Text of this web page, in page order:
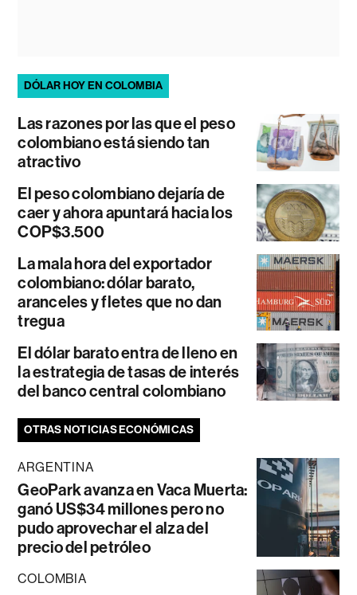
DÓLAR HOY EN COLOMBIA
Las razones por las que el peso
colombiano está siendo tan
atractivo
El peso colombiano dejaría de
caer y ahora apuntará hacia los
COP$3.500
La mala hora del exportador
colombiano: dólar barato,
aranceles y fletes que no dan
tregua
El dólar barato entra de lleno en
la estrategia de tasas de interés
del banco central colombiano
OTRAS NOTICIAS ECONÓMICAS
ARGENTINA
GeoPark avanza en Vaca Muerta:
ganó US$34 millones pero no
pudo aprovechar el alza del
precio del petróleo
COLOMBIA